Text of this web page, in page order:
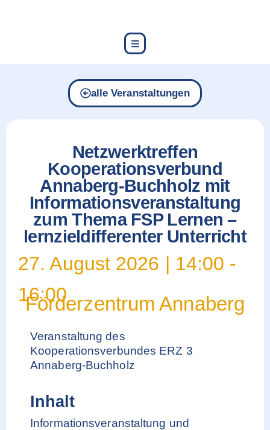
alle Veranstaltungen
Netzwerktreffen
Kooperationsverbund
Annaberg-Buchholz mit
Informationsveranstaltung
zum Thema FSP Lernen –
lernzieldifferenter Unterricht
27. August 2026 | 14:00 -
16:00
Förderzentrum Annaberg
Veranstaltung des
Kooperationsverbundes ERZ 3
Annaberg-Buchholz
Inhalt
Informationsveranstaltung und